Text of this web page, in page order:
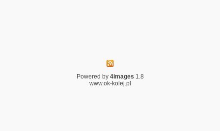
Powered by 4images 1.8
www.ok-kolej.pl